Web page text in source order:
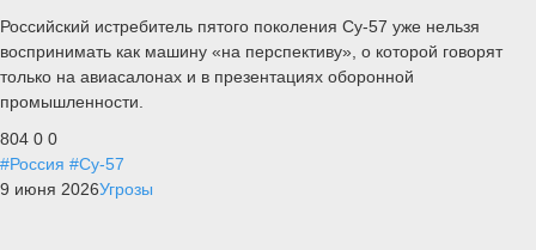
Российский истребитель пятого поколения Су-57 уже нельзя
воспринимать как машину «на перспективу», о которой говорят
только на авиасалонах и в презентациях оборонной
промышленности.
804 0 0
#Россия #Су-57
9 июня 2026Угрозы